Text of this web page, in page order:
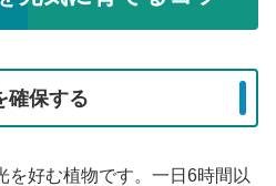
確保する
を好む植物です。一日6時間以